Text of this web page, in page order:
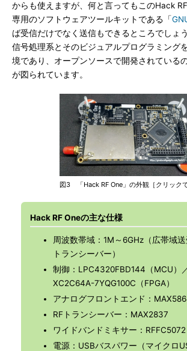
からも使えますが、何と言ってもこのHack
専用のソフトウェアツールキットである「
ば受信だけでなく送信もできるところでしょ
信号処理系とそのビジュアルプログラミング
境であり、オープンソースで開発されている
が図られています。
図3 「Hack RF One」の外観［クリックで
Hack RF Oneの主な仕様
周波数帯域：1M～6GHz（広帯域
トランシーバー）
制御：LPC4320FBD144（MCU）
XC2C64A-7YQG100C（FPGA）
アナログフロントエンド：
RFトランシーバー：MAX2837
ワイドバンドミキサー：RFFC5072
電源：USBバスパワー（マイクロ